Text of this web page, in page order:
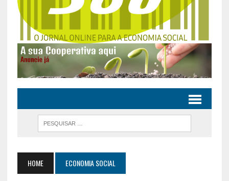
HOME ECONOMIA SOCIAL